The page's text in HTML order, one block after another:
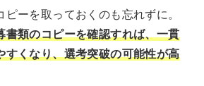
ピーを取っておくのも忘れずに。
書類のコピーを確認すれば、一貫
すくなり、選考突破の可能性が高